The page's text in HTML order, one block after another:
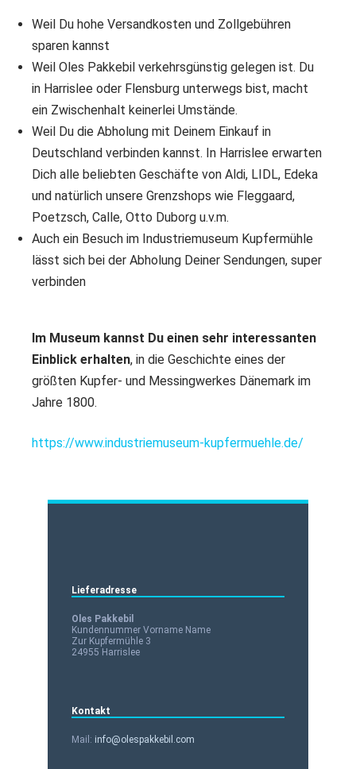
Weil Du hohe Versandkosten und Zollgebühren
sparen kannst
Weil Oles Pakkebil verkehrsgünstig gelegen ist. Du
in Harrislee oder Flensburg unterwegs bist, macht
ein Zwischenhalt keinerlei Umstände.
Weil Du die Abholung mit Deinem Einkauf in
Deutschland verbinden kannst. In Harrislee erwarten
Dich alle beliebten Geschäfte von Aldi, LIDL, Edeka
und natürlich unsere Grenzshops wie Fleggaard,
Poetzsch, Calle, Otto Duborg u.v.m.
Auch ein Besuch im Industriemuseum Kupfermühle
lässt sich bei der Abholung Deiner Sendungen, super
verbinden
Im Museum kannst Du einen sehr interessanten
Einblick erhalten, in die Geschichte eines der
größten Kupfer- und Messingwerkes Dänemark im
Jahre 1800.
https://www.industriemuseum-kupfermuehle.de/
Lieferadresse
Oles Pakkebil
Kundennummer Vorname Name
Zur Kupfermühle 3
24955 Harrislee
Kontakt
Mail: info@olespakkebil.com